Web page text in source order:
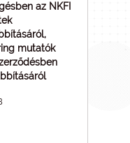
az NKFI
mutatók